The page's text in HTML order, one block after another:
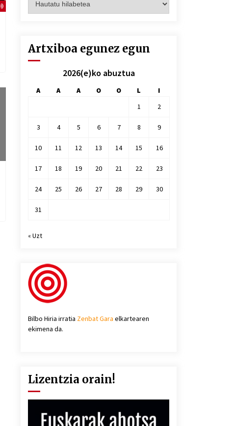
hilez
Artxiboa egunez egun
2026(e)ko abuztua
A A A O O L
I
1
2
3 4 5 6 7 8 9
10 11 12 13 14 15 16
17 18 19 20 21 22 23
24 25 26 27 28 29 30
31
« Uzt
Bilbo Hiria irratia Zenbat Gara elkartearen
ekimena da.
Lizentzia orain!